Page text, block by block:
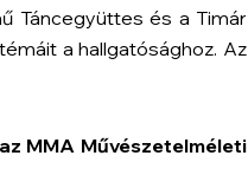
Táncegyüttes és a Timár
a hallgatósághoz. Az
MMA Művészetelméleti